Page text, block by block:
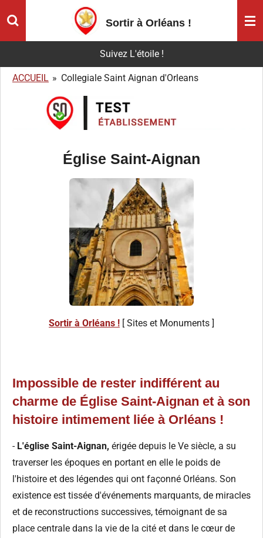
Passer
Sortir à Orléans !
Suivez L'étoile !
ACCUEIL » Collegiale Saint Aignan d'Orleans
Église Saint-Aignan
Sortir à Orléans ! [ Sites et Monuments ]
Impossible de rester indifférent au
charme de Église Saint-Aignan et à son
histoire intimement liée à Orléans !
- L'église Saint-Aignan, érigée depuis le Ve siècle, a su
traverser les époques en portant en elle le poids de
l'histoire et des légendes qui ont façonné Orléans. Son
existence est tissée d'événements marquants, de miracles
et de reconstructions successives, témoignant de sa
place centrale dans la vie de la cité et dans le cœur de